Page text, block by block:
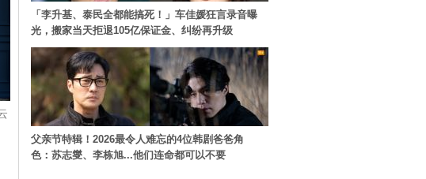
「李升基、泰民全都能搞死！」车佳媛狂言录音曝
光，搬家当天拒退105亿保证金、纠纷再升级
父亲节特辑！2026最令人难忘的4位韩剧爸爸角
色：苏志燮、李栋旭...他们连命都可以不要